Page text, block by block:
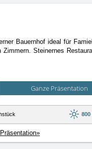
Bauernhof ideal für
Steinernes
Ganze Präsentation
800